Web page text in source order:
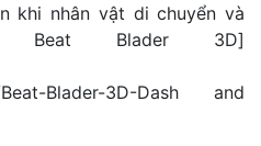
khi nhân vật di chuyển và
Blader 3D]
Blader-3D-Dash and